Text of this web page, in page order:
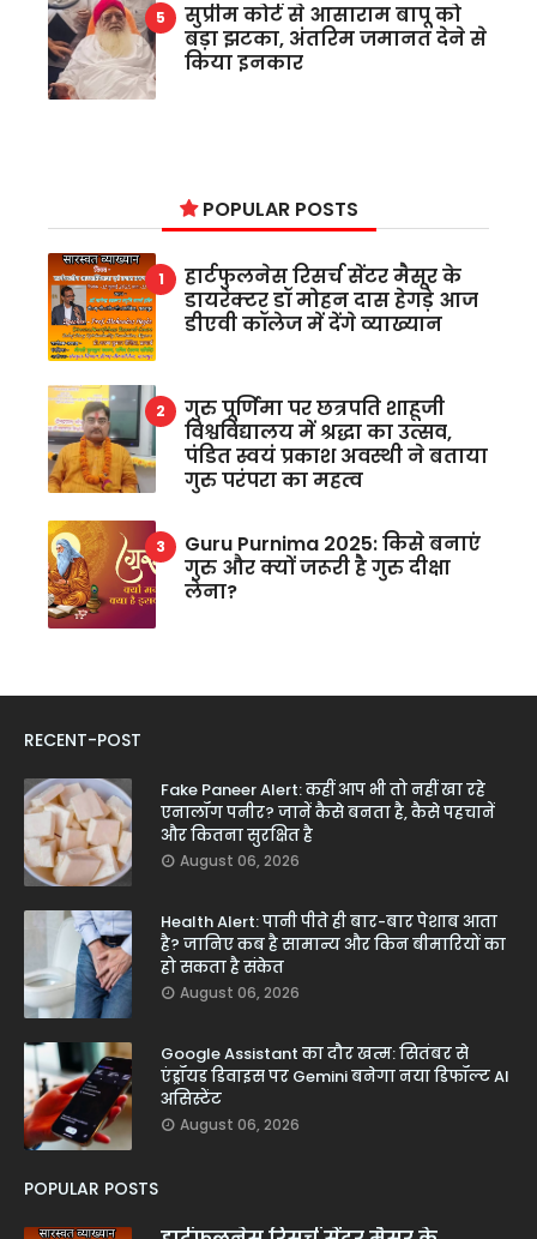
सुप्रीम कोर्ट से आसाराम बापू को
बड़ा झटका, अंतरिम जमानत देने से
किया इनकार
POPULAR POSTS
हार्टफुलनेस रिसर्च सेंटर मैसूर के
डायरेक्टर डॉ मोहन दास हेगड़े आज
डीएवी कॉलेज में देंगे व्याख्यान
गुरु पूर्णिमा पर छत्रपति शाहूजी
विश्वविद्यालय में श्रद्धा का उत्सव,
पंडित स्वयं प्रकाश अवस्थी ने बताया
गुरु परंपरा का महत्व
Guru Purnima 2025: किसे बनाएं
गुरु और क्यों जरूरी है गुरु दीक्षा
लेना?
RECENT-POST
Fake Paneer Alert: कहीं आप भी तो नहीं खा रहे
एनालॉग पनीर? जानें कैसे बनता है, कैसे पहचानें
और कितना सुरक्षित है
August 06, 2026
Health Alert: पानी पीते ही बार-बार पेशाब आता
है? जानिए कब है सामान्य और किन बीमारियों का
हो सकता है संकेत
August 06, 2026
Google Assistant का दौर खत्म: सितंबर से
एंड्रॉयड डिवाइस पर Gemini बनेगा नया डिफॉल्ट AI
असिस्टेंट
August 06, 2026
POPULAR POSTS